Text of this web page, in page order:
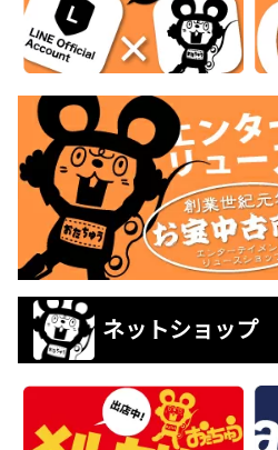
ネットショップ